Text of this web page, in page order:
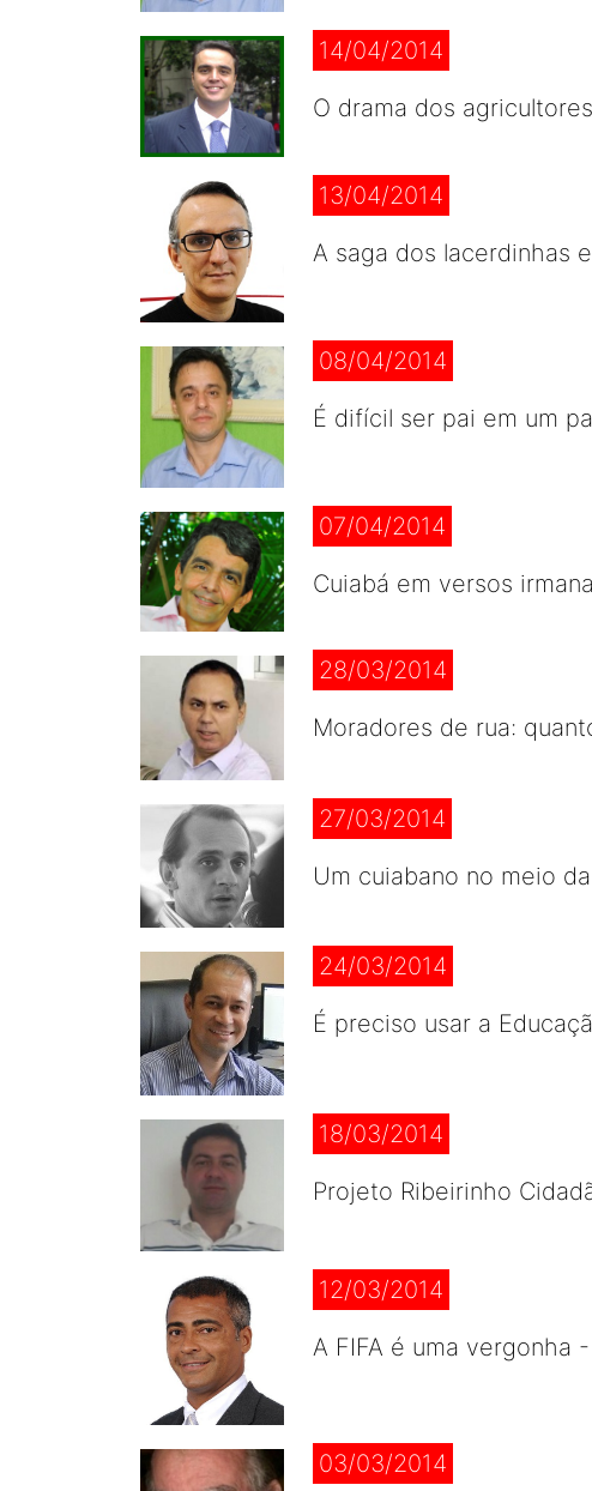
14/04/2014
O drama dos
13/04/2014
A saga dos lacerdinhas
08/04/2014
É difícil ser pai em um
07/04/2014
Cuiabá em versos
28/03/2014
Moradores de rua:
27/03/2014
Um cuiabano no meio
24/03/2014
É preciso usar a
18/03/2014
Projeto Ribeirinho
12/03/2014
A FIFA é uma vergonha
03/03/2014